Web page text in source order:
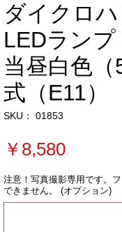
ダイクロ
LEDランプ
当昼白色
式（E11）
SKU： 01853
￥8,580価
格
注意！写真撮影専用です。
できません。 (オプション)